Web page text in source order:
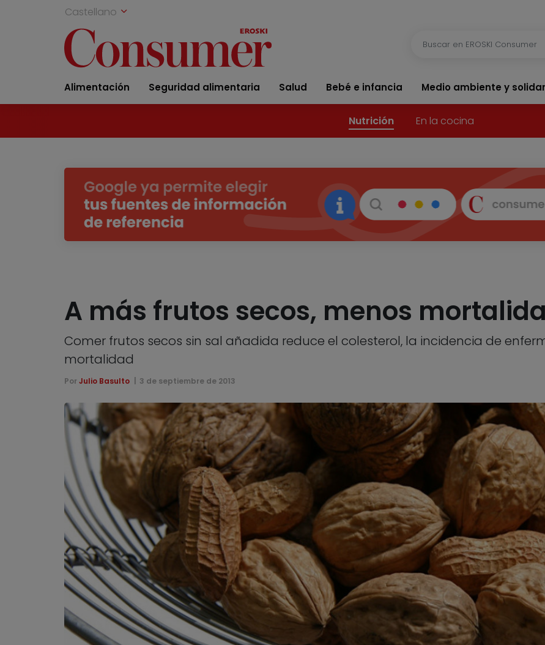
Castellano
Alimentación Seguridad alimentaria Salud Bebé e infancia Medio ambiente y
Nutrición En la cocina
A más frutos secos, menos
Comer frutos secos sin sal añadida reduce el colesterol, la incidencia de
mortalidad
Por Julio Basulto 3 de septiembre de 2013